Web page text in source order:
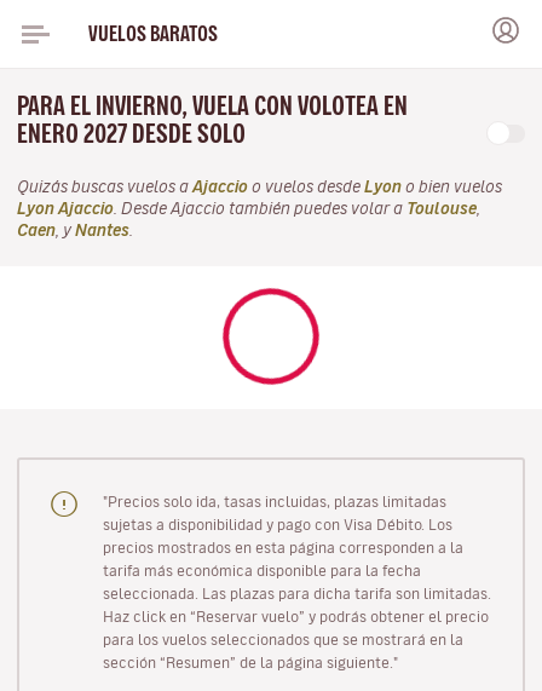
VUELOS BARATOS
PARA EL INVIERNO, VUELA CON VOLOTEA EN
ENERO 2027 DESDE SOLO
Quizás buscas vuelos a Ajaccio o vuelos desde Lyon o bien vuelos
Lyon Ajaccio . Desde Ajaccio también puedes volar a Toulouse
Caen , y Nantes
"Precios solo ida, tasas incluidas, plazas limitadas
sujetas a disponibilidad y pago con Visa Débito. Los
precios mostrados en esta página corresponden a la
tarifa más económica disponible para la fecha
seleccionada. Las plazas para dicha tarifa son limitadas.
Haz click en “Reservar vuelo” y podrás obtener el precio
para los vuelos seleccionados que se mostrará en la
sección “Resumen” de la página siguiente."